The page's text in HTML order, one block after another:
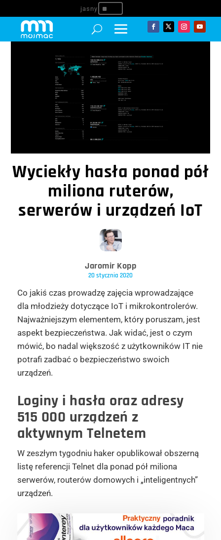
^
Wyciekły hasła ponad pół
miliona ruterów,
serwerów i urządzeń IoT
Jaromir Kopp
20 stycznia 2020
Co jakiś czas prowadzę zajęcia wprowadzające
dla młodzieży dotyczące IoT i mikrokontrolerów.
Najważniejszym elementem, który poruszam, jest
aspekt bezpieczeństwa. Jak widać, jest o czym
mówić, bo nadal większość z użytkowników IT nie
potrafi zadbać o bezpieczeństwo swoich
urządzeń.
Loginy i hasła oraz adresy
515 000 urządzeń z
aktywnym Telnetem
W zeszłym tygodniu haker opublikował obszerną
listę referencji Telnet dla ponad pół miliona
serwerów, routerów domowych i „inteligentnych”
urządzeń.